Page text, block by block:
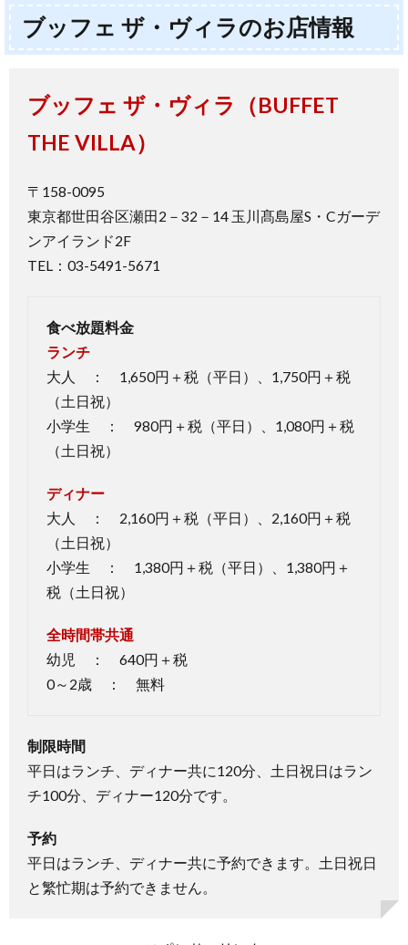
フェ
ザ・
ヴィ
情報
ブッ
ザ・
ヴィ
ラの
外観
3.
ザ・
ヴィ
ラの
美味
しい
料理
フェ
ザ・
ヴィ
ラは
ペッ
まと
ブッフェ ザ・ヴィラのお店情報
ブッフェ ザ・ヴィラ（BUFFET
THE VILLA）
〒158-0095
東京都世田谷区瀬田2－32－14 玉川髙島屋S・Cガーデ
ンアイランド2F
TEL：03-5491-5671
食べ放題料金
ランチ
大人 ： 1,650円＋税（平日）、1,750円＋税
（土日祝）
小学生 ： 980円＋税（平日）、1,080円＋税
（土日祝）
ディナー
大人 ： 2,160円＋税（平日）、2,160円＋税
（土日祝）
小学生 ： 1,380円＋税（平日）、1,380円＋
税（土日祝）
全時間帯共通
幼児 ： 640円＋税
0～2歳 ： 無料
制限時間
平日はランチ、ディナー共に120分、土日祝日はラン
チ100分、ディナー120分です。
予約
平日はランチ、ディナー共に予約できます。土日祝日
と繁忙期は予約できません。